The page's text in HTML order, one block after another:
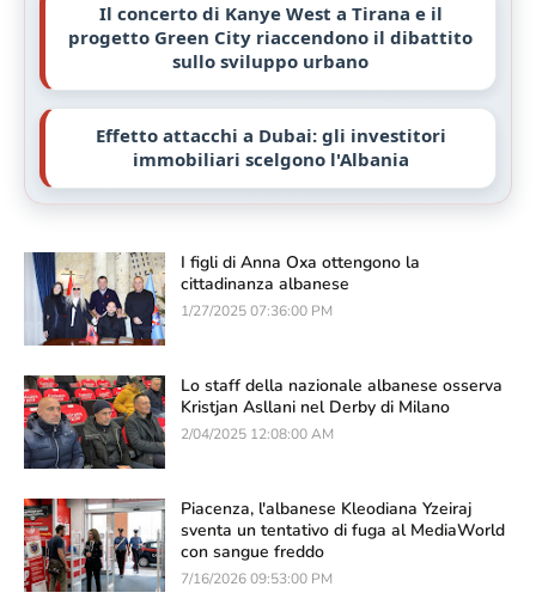
Il concerto di Kanye West a Tirana e il
progetto Green City riaccendono il dibattito
sullo sviluppo urbano
Effetto attacchi a Dubai: gli investitori
immobiliari scelgono l'Albania
I figli di Anna Oxa ottengono la
cittadinanza albanese
1/27/2025 07:36:00 PM
Lo staff della nazionale albanese osserva
Kristjan Asllani nel Derby di Milano
2/04/2025 12:08:00 AM
Piacenza, l'albanese Kleodiana Yzeiraj
sventa un tentativo di fuga al MediaWorld
con sangue freddo
7/16/2026 09:53:00 PM